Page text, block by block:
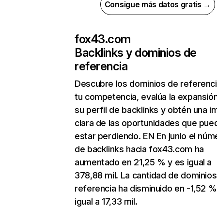
Consigue más datos gratis →
fox43.com
Backlinks y dominios de
referencia
Descubre los dominios de
tu competencia, evalúa la
su perfil de backlinks y obtén una
clara de las oportunidades que
estar perdiendo. EN En junio el
de backlinks hacia fox43.com ha
aumentado en 21,25 % y es igual a
378,88 mil. La cantidad de
referencia ha disminuido en -1,52
igual a 17,33 mil.